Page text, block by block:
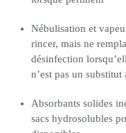
Nébulisation et
rincer, mais ne
désinfection
n’est pas un
Absorbants solides
sacs hydrosolubles